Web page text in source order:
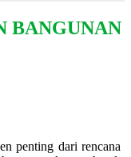
BANGUNAN
penting dari rencana